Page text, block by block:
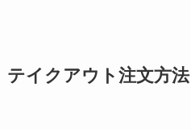
テイクアウト注文方法